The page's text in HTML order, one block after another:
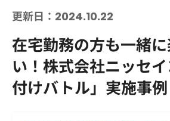
オール社員感謝祭
格付けバトル
クイズ&ビンゴ大会
ゴチバトル
人気の提供サービス
オンライン格付けバトル
オンラインクイズ&ビンゴ大会
オンラインゴチバトル
オンライン社内イベントプロデュース
お食事の手配
人気の提供サービス
ビジメシケータリング
ビジメシオードブル
季節のイベント企
TOGGLE
人気の提供サービス
春のイベント企画
導入事例
更新日：2024.10.22
在宅勤務の方も一緒
い！株式会社ニッセ
付けバトル」実施事例